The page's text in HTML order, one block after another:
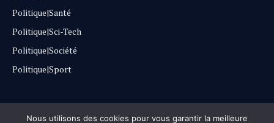
Politique|Santé
Politique|Sci-Tech
Politique|Société
Politique|Sport
Copyright © 2025 Lehautpanel
Nous utilisons des cookies pour vous garantir la meilleure